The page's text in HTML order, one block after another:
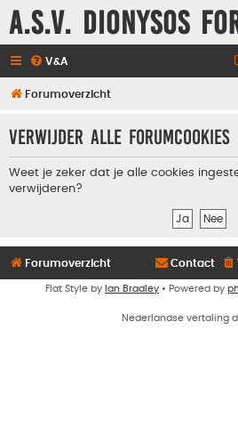
A.S.V. Dionysos
V&A
Forumoverzicht
Verwijder alle forumcookies
Weet je zeker dat je alle cookies
verwijderen?
Forumoverzicht Contact
Flat Style by Ian Bradley • Powered by
Nederlandse vertaling